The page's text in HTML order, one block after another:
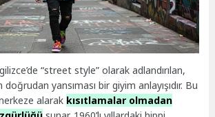
“street style” olarak adlandırılan,
yansıması bir giyim anlayışıdır. Bu
alarak kısıtlamalar olmadan